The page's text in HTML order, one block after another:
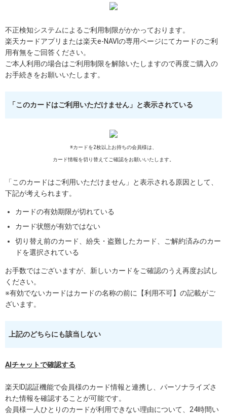
不正検知システムによるご利用制限がかかっております。
楽天カードアプリまたは楽天e-NAVIの専用ページにてカードのご利
用有無をご回答ください。
ご本人利用の場合はご利用制限を解除いたしますので再度ご購入の
お手続きをお願いいたします。
「このカードはご利用いただけません」と表示されている
※カードを2枚以上お持ちの会員様は、
カード情報を切り替えてご確認をお願いいたします。
「このカードはご利用いただけません」と表示される原因として、
下記が考えられます。
カードの有効期限が切れている
カード状態が有効ではない
切り替え前のカード、紛失・盗難したカード、ご解約済みのカー
ドを選択されている
お手数ではございますが、新しいカードをご確認のうえ再度お試し
ください。
※有効でないカードはカードの名称の前に【利用不可】の記載がご
ざいます。
上記のどちらにも該当しない
AIチャットで確認する
楽天ID認証機能で会員様のカード情報と連携し、パーソナライズさ
れた情報を確認することが可能です。
会員様一人ひとりのカードが利用できない理由について、24時間い